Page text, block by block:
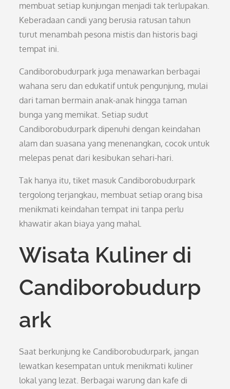
membuat setiap kunjungan menjadi tak terlupakan.
Keberadaan candi yang berusia ratusan tahun
turut menambah pesona mistis dan historis bagi
tempat ini.
Candiborobudurpark juga menawarkan berbagai
wahana seru dan edukatif untuk pengunjung, mulai
dari taman bermain anak-anak hingga taman
bunga yang memikat. Setiap sudut
Candiborobudurpark dipenuhi dengan keindahan
alam dan suasana yang menenangkan, cocok untuk
melepas penat dari kesibukan sehari-hari.
Tak hanya itu, tiket masuk Candiborobudurpark
tergolong terjangkau, membuat setiap orang bisa
menikmati keindahan tempat ini tanpa perlu
khawatir akan biaya yang mahal.
Wisata Kuliner di
Candiborobudurp
ark
Saat berkunjung ke Candiborobudurpark, jangan
lewatkan kesempatan untuk menikmati kuliner
lokal yang lezat. Berbagai warung dan kafe di